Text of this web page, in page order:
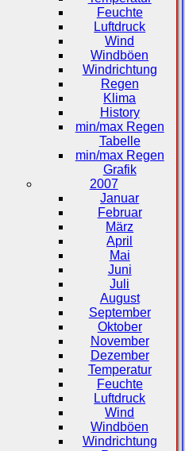
Feuchte
Luftdruck
Wind
Windböen
Windrichtung
Regen
Klima
History
min/max Regen
Tabelle
min/max Regen
Grafik
2007
Januar
Februar
März
April
Mai
Juni
Juli
August
September
Oktober
November
Dezember
Temperatur
Feuchte
Luftdruck
Wind
Windböen
Windrichtung